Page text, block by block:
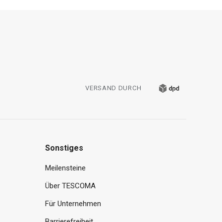
VERSAND DURCH
Sonstiges
Meilensteine
Über TESCOMA
Für Unternehmen